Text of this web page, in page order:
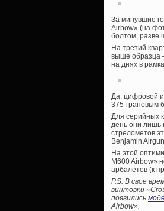
За минувшие
Airbow» (на
болтом, разве
На третий
выше образца
на днях в
Да, цифровой
375-грановым
Для серийных
день они лишь
стрелометов
Benjamin
На этой
M600 Airbow»
арбалетов (к
P.S. В свое
винтовки
появились
Airbow».